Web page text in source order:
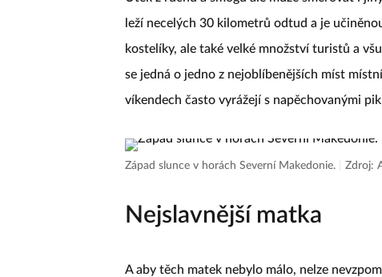
leží necelých 30 kilometrů odtud a je
kostelíky, ale také velké množství turistů a
se jedná o jedno z nejoblíbenějších míst
víkendech často vyrážejí s napěchovanými
Západ slunce v horách Severní Makedonie. Zdroj:
Nejslavnější matka
A aby těch matek nebylo málo, nelze